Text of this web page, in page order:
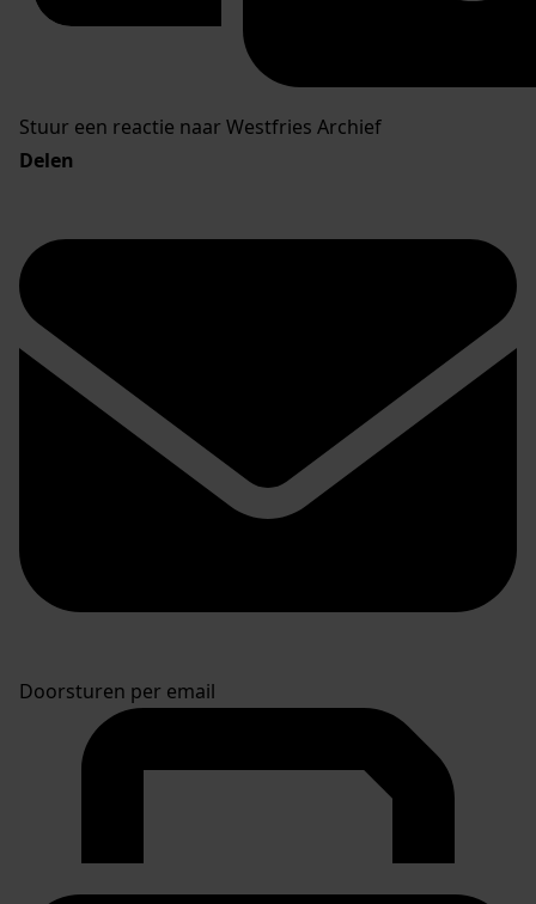
Stuur een reactie naar Westfries Archief
Delen
Doorsturen per email